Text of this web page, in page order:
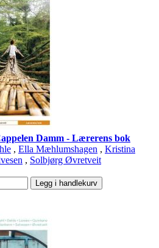
Damm - Lærerens bok
, Ella Mæhlumshagen , Kristina
, Solbjørg Øvretveit
Legg i handlekurv